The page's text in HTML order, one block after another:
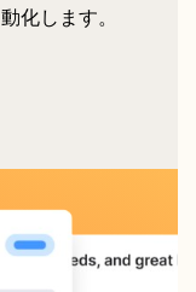
化します。